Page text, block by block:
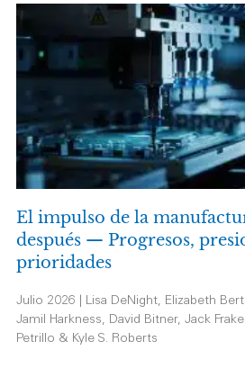
El impulso de la
después — Progresos,
prioridades
Julio 2026 | Lisa DeNight, Elizabeth
Jamil Harkness, David Bitner, Jack
Petrillo & Kyle S. Roberts